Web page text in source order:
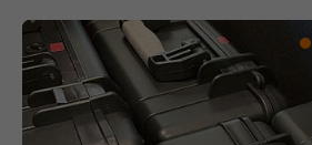
Dauer 2.50 Std.
ANGEBOT ANFRAGEN